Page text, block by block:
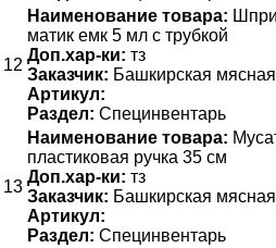
12
Наименование товара:
матик емк 5 мл с трубкой
Доп.хар-ки: тз
Заказчик: Башкирская
Артикул:
Раздел: Специнвентарь
13
Наименование товара:
пластиковая ручка 35 см
Доп.хар-ки: тз
Заказчик: Башкирская
Артикул:
Раздел: Специнвентарь